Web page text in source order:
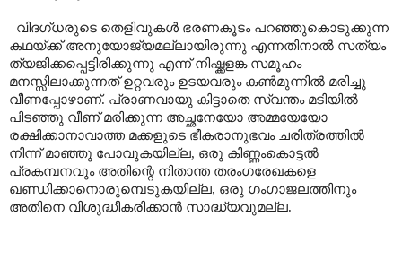
വിദഗ്ധരുടെ തെളിവുകൾ ഭരണകൂടം പറഞ്ഞുകൊടുക്കുന്ന
കഥയ്ക്ക് അനുയോജ്യമല്ലായിരുന്നു എന്നതിനാൽ സത്യം
ത്യജിക്കപ്പെട്ടിരിക്കുന്നു എന്ന് നിഷ്ക്കളങ്ക സമൂഹം
മനസ്സിലാക്കുന്നത് ഉറ്റവരും ഉടയവരും കൺമുന്നിൽ മരിച്ചു
വീണപ്പോഴാണ്. പ്രാണവായു കിട്ടാതെ സ്വന്തം മടിയിൽ
പിടഞ്ഞു വീണ് മരിക്കുന്ന അച്ഛനേയോ അമ്മയേയോ
രക്ഷിക്കാനാവാത്ത മക്കളുടെ ഭീകരാനുഭവം ചരിത്രത്തിൽ
നിന്ന് മാഞ്ഞു പോവുകയില്ല, ഒരു കിണ്ണംകൊട്ടൽ
പ്രകമ്പനവും അതിന്റെ നിതാന്ത തരംഗരേഖകളെ
ഖണ്ഡിക്കാനൊരുമ്പെടുകയില്ല, ഒരു ഗംഗാജലത്തിനും
അതിനെ വിശുദ്ധീകരിക്കാൻ സാദ്ധ്യവുമല്ല.